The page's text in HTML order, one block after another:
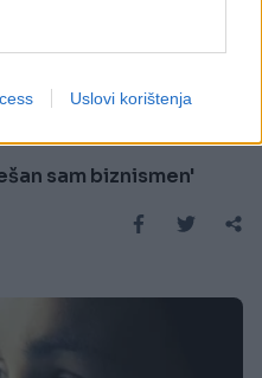
Uslovi korištenja
sam biznismen'